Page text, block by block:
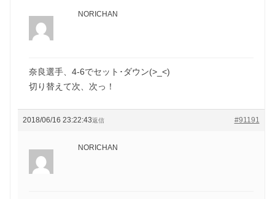
NORICHAN
奈良選手、4-6でセット･ダウン(>_<)
切り替えて次、次っ！
2018/06/16 23:22:43 #91191
返信
NORICHAN